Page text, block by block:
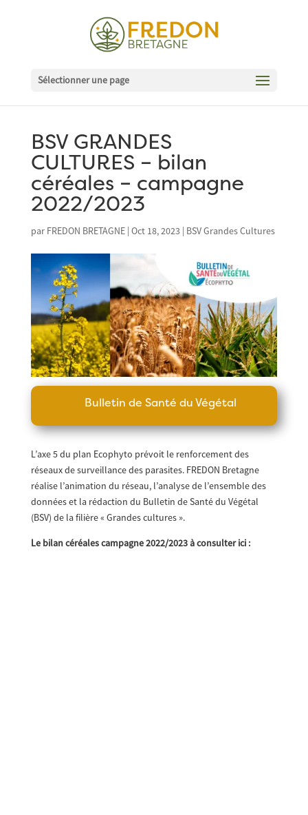
Sélectionner une page
BSV GRANDES
CULTURES – bilan
céréales – campagne
2022/2023
par FREDON BRETAGNE| Oct 18, 2023| BSV Grandes Cultures
Bulletin de Santé du Végétal
L’axe 5 du plan Ecophyto prévoit le renforcement des
réseaux de surveillance des parasites. FREDON Bretagne
réalise l’animation du réseau, l’analyse de l’ensemble des
données et la rédaction du Bulletin de Santé du Végétal
(BSV) de la filière « Grandes cultures ».
Le bilan céréales campagne 2022/2023 à consulter ici :